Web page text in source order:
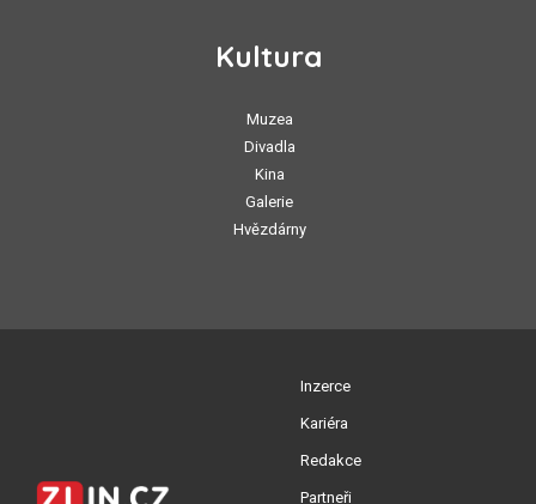
Kultura
Muzea
Divadla
Kina
Galerie
Hvězdárny
Inzerce
Kariéra
Redakce
Partneři